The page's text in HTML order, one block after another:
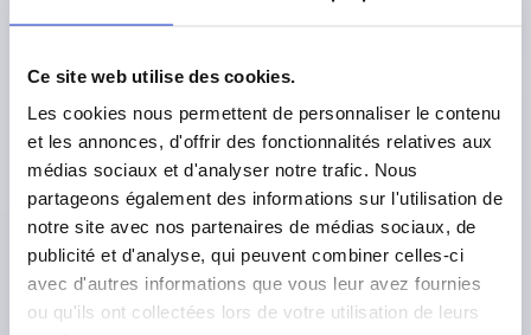
Ce site web utilise des cookies.
Les cookies nous permettent de personnaliser le contenu
et les annonces, d'offrir des fonctionnalités relatives aux
médias sociaux et d'analyser notre trafic. Nous
partageons également des informations sur l'utilisation de
notre site avec nos partenaires de médias sociaux, de
publicité et d'analyse, qui peuvent combiner celles-ci
avec d'autres informations que vous leur avez fournies
ou qu'ils ont collectées lors de votre utilisation de leurs